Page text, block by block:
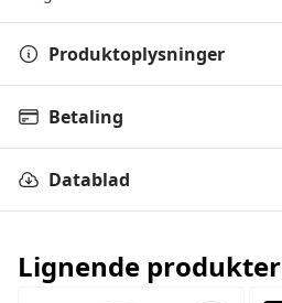
Produktoplysninger
Betaling
Datablad
Lignende produkter